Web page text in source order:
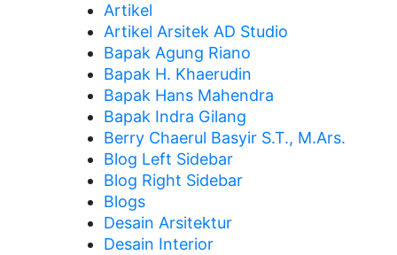
Artikel
Artikel Arsitek AD Studio
Bapak Agung Riano
Bapak H. Khaerudin
Bapak Hans Mahendra
Bapak Indra Gilang
Berry Chaerul Basyir S.T., M.Ars.
Blog Left Sidebar
Blog Right Sidebar
Blogs
Desain Arsitektur
Desain Interior